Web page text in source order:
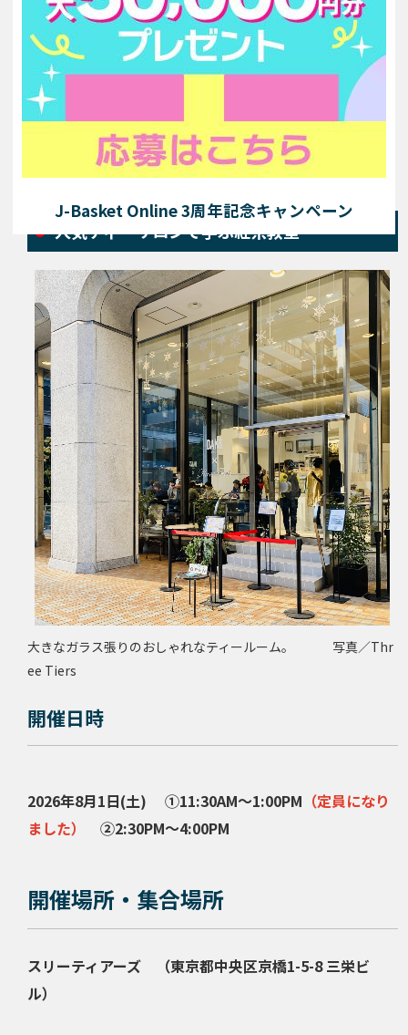
写真／アフタヌーンティーのメニューの一例
人気ティーサロンで学ぶ紅茶教室
大きなガラス張りのおしゃれなティールーム。 写真／Thr
ee Tiers
開催日時
2026年8月1日(土) ①11:30AM～1:00PM （定員になり
ました）
②2:30PM～4:00PM
開催場所・集合場所
スリーティアーズ （東京都中央区京橋1-5-8 三栄ビ
ル）
J-Basket Online 3周年記念キャンペーン